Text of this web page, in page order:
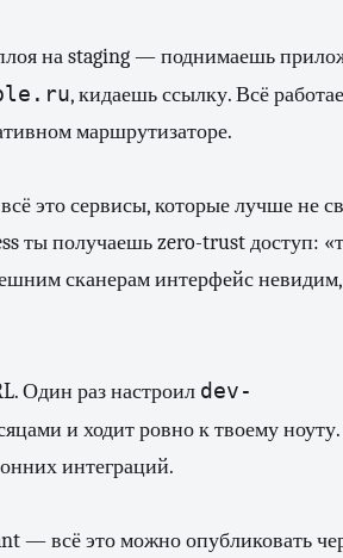
на staging — поднимаешь
, кидаешь ссылку. Всё
маршрутизаторе.
это сервисы, которые лучше не
ты получаешь zero-trust доступ:
сканерам интерфейс
Один раз настроил dev-
и ходит ровно к твоему
интеграций.
— всё это можно опубликовать